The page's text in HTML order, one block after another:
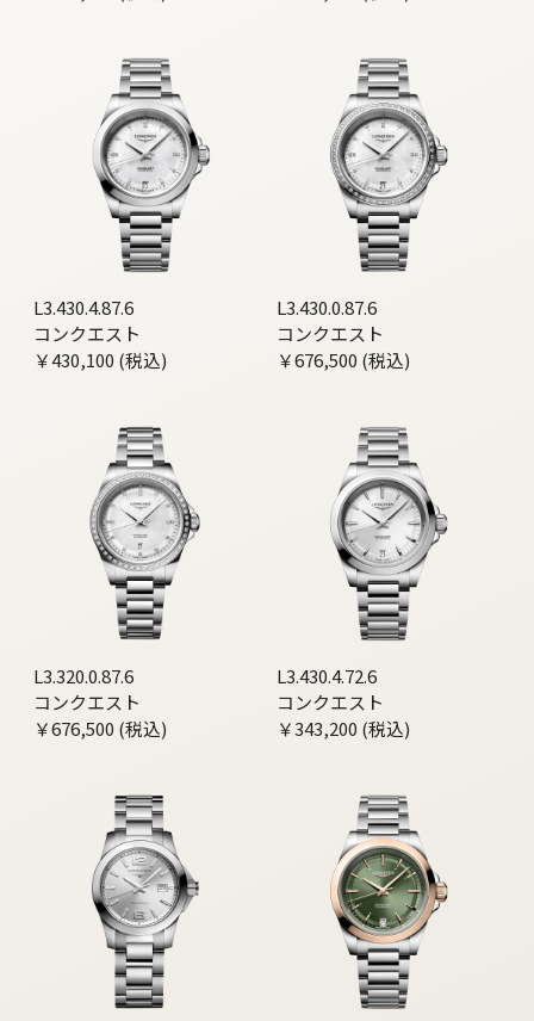
L3.430.4.87.6
コンクエスト
￥430,100 (税込)
L3.430.0.87.6
コンクエスト
￥676,500 (税込)
L3.320.0.87.6
コンクエスト
￥676,500 (税込)
L3.430.4.72.6
コンクエスト
￥343,200 (税込)